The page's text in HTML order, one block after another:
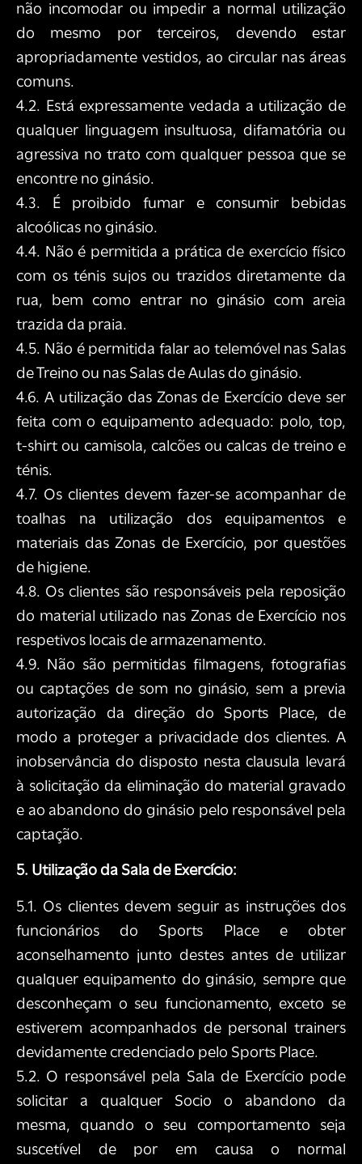
não incomodar ou impedir a normal utilização
do mesmo por terceiros, devendo estar
apropriadamente vestidos, ao circular nas áreas
comuns.
4.2. Está expressamente vedada a utilização de
qualquer linguagem insultuosa, difamatória ou
agressiva no trato com qualquer pessoa que se
encontre no ginásio.
4.3. É proibido fumar e consumir bebidas
alcoólicas no ginásio.
4.4. Não é permitida a prática de exercício físico
com os ténis sujos ou trazidos diretamente da
rua, bem como entrar no ginásio com areia
trazida da praia.
4.5. Não é permitida falar ao telemóvel nas Salas
de Treino ou nas Salas de Aulas do ginásio.
4.6. A utilização das Zonas de Exercício deve ser
feita com o equipamento adequado: polo, top,
t-shirt ou camisola, calcões ou calcas de treino e
ténis.
4.7. Os clientes devem fazer-se acompanhar de
toalhas na utilização dos equipamentos e
materiais das Zonas de Exercício, por questões
de higiene.
4.8. Os clientes são responsáveis pela reposição
do material utilizado nas Zonas de Exercício nos
respetivos locais de armazenamento.
4.9. Não são permitidas filmagens, fotografias
ou captações de som no ginásio, sem a previa
autorização da direção do Sports Place, de
modo a proteger a privacidade dos clientes. A
inobservância do disposto nesta clausula levará
à solicitação da eliminação do material gravado
e ao abandono do ginásio pelo responsável pela
captação.
5. Utilização da Sala de Exercício:
5.1. Os clientes devem seguir as instruções dos
funcionários do Sports Place e obter
aconselhamento junto destes antes de utilizar
qualquer equipamento do ginásio, sempre que
desconheçam o seu funcionamento, exceto se
estiverem acompanhados de personal trainers
devidamente credenciado pelo Sports Place.
5.2. O responsável pela Sala de Exercício pode
solicitar a qualquer Socio o abandono da
mesma, quando o seu comportamento seja
suscetível de por em causa o normal